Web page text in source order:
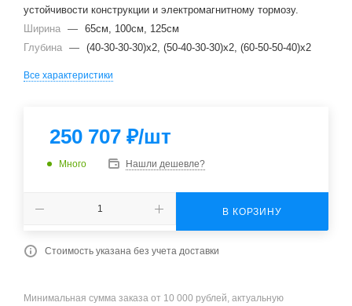
устойчивости конструкции и электромагнитному тормозу.
Ширина — 65см, 100см, 125см
Глубина — (40-30-30-30)x2, (50-40-30-30)x2, (60-50-50-40)x2
Все характеристики
250 707 ₽/шт
Много Нашли дешевле?
В КОРЗИНУ
Стоимость указана без учета доставки
Минимальная сумма заказа от 10 000 рублей, актуальную